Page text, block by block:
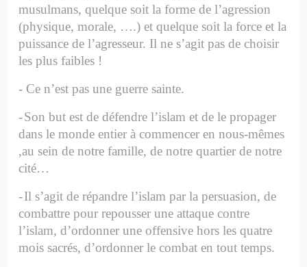
musulmans, quelque soit la forme de l’agression
(physique, morale, ….) et quelque soit la force et la
puissance de l’agresseur. Il ne s’agit pas de choisir
les plus faibles !
- Ce n’est pas une guerre sainte.
-Son but est de défendre l’islam et de le propager
dans le monde entier à commencer en nous-mêmes
,au sein de notre famille, de notre quartier de notre
cité…
-Il s’agit de répandre l’islam par la persuasion, de
combattre pour repousser une attaque contre
l’islam, d’ordonner une offensive hors les quatre
mois sacrés, d’ordonner le combat en tout temps.